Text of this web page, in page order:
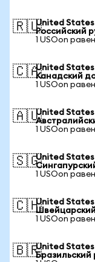
🇷🇺United States
Российский
1 USOon
🇨🇦United States
Канадский
1 USOon
🇦🇺United States
1 USOon
🇸🇬United States
1 USOon
🇨🇭United States
1 USOon
🇧🇷United States
Бразильский